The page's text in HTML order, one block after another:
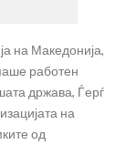
на Македонија,
работен
држава, Ѓерѓ
на
од